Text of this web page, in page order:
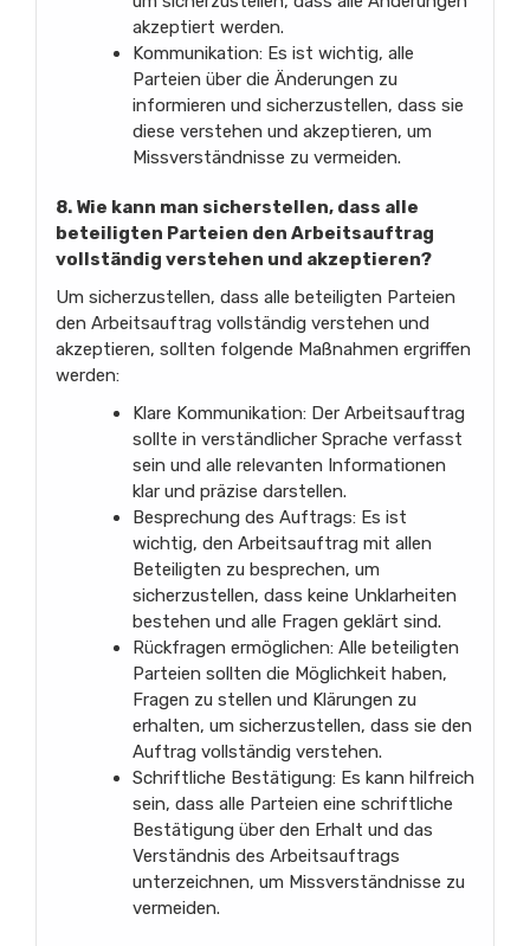
akzeptiert werden.
Kommunikation: Es ist wichtig, alle
Parteien über die Änderungen zu
informieren und sicherzustellen, dass sie
diese verstehen und akzeptieren, um
Missverständnisse zu vermeiden.
8. Wie kann man sicherstellen, dass alle
beteiligten Parteien den Arbeitsauftrag
vollständig verstehen und akzeptieren?
Um sicherzustellen, dass alle beteiligten Parteien
den Arbeitsauftrag vollständig verstehen und
akzeptieren, sollten folgende Maßnahmen ergriffen
werden:
Klare Kommunikation: Der Arbeitsauftrag
sollte in verständlicher Sprache verfasst
sein und alle relevanten Informationen
klar und präzise darstellen.
Besprechung des Auftrags: Es ist
wichtig, den Arbeitsauftrag mit allen
Beteiligten zu besprechen, um
sicherzustellen, dass keine Unklarheiten
bestehen und alle Fragen geklärt sind.
Rückfragen ermöglichen: Alle beteiligten
Parteien sollten die Möglichkeit haben,
Fragen zu stellen und Klärungen zu
erhalten, um sicherzustellen, dass sie den
Auftrag vollständig verstehen.
Schriftliche Bestätigung: Es kann hilfreich
sein, dass alle Parteien eine schriftliche
Bestätigung über den Erhalt und das
Verständnis des Arbeitsauftrags
unterzeichnen, um Missverständnisse zu
vermeiden.